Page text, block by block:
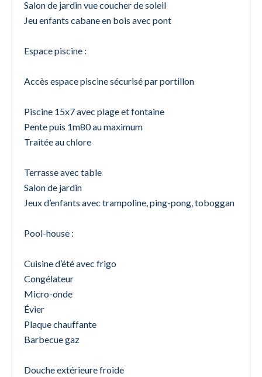
Salon de jardin vue coucher de soleil
Jeu enfants cabane en bois avec pont
Espace piscine :
Accès espace piscine sécurisé par portillon
Piscine 15x7 avec plage et fontaine
Pente puis 1m80 au maximum
Traitée au chlore
Terrasse avec table
Salon de jardin
Jeux d’enfants avec trampoline, ping-pong, toboggan
Pool-house :
Cuisine d’été avec frigo
Congélateur
Micro-onde
Évier
Plaque chauffante
Barbecue gaz
Douche extérieure froide